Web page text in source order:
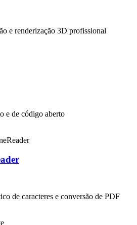
e renderização 3D profissional
e de código aberto
de caracteres e conversão de PDF